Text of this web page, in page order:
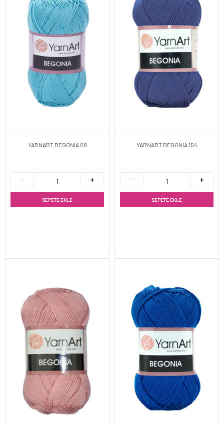
YARNART BEGONIA 08
SEPETE EKLE
YARNART BEGONIA 154
SEPETE EKLE